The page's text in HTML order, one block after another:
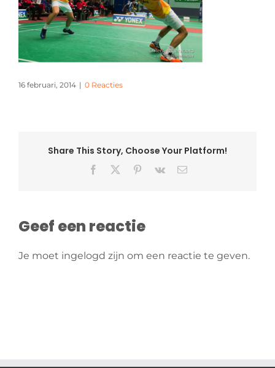
16 februari, 2014 | 0 Reacties
Share This Story, Choose Your Platform!
Facebook Pinterest
Vk
E-
Geef een reactie
Je moet ingelogd zijn om een reactie te geven.